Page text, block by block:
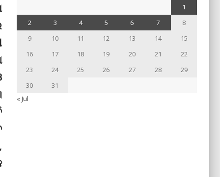
1
2
3 4 5 6 7
8
9
10 11 12 13 14
15
16
17 18 19 20 21
22
23
24 25 26 27 28
29
30
31
« Jul